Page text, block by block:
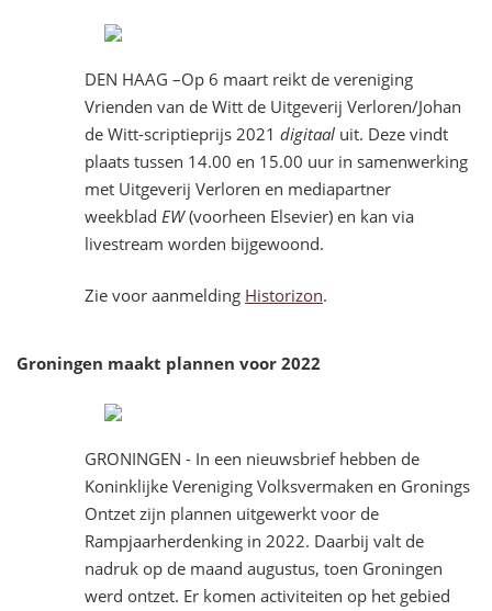
DEN HAAG –Op 6 maart reikt de vereniging
Vrienden van de Witt de Uitgeverij Verloren/Johan
de Witt-scriptieprijs 2021 digitaal uit. Deze vindt
plaats tussen 14.00 en 15.00 uur in samenwerking
met Uitgeverij Verloren en mediapartner
weekblad EW(voorheen Elsevier) en kan via
livestream worden bijgewoond.
Zie voor aanmelding Historizon.
Groningen maakt plannen voor 2022
GRONINGEN - In een nieuwsbrief hebben de
Koninklijke Vereniging Volksvermaken en Gronings
Ontzet zijn plannen uitgewerkt voor de
Rampjaarherdenking in 2022. Daarbij valt de
nadruk op de maand augustus, toen Groningen
werd ontzet. Er komen activiteiten op het gebied